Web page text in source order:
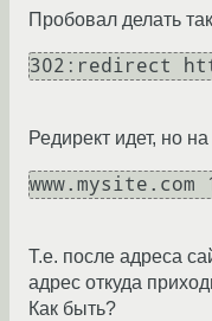
Пробовал делать
302:redirect
Редирект идет, но
Т.е. после адреса
адрес откуда
Как быть?